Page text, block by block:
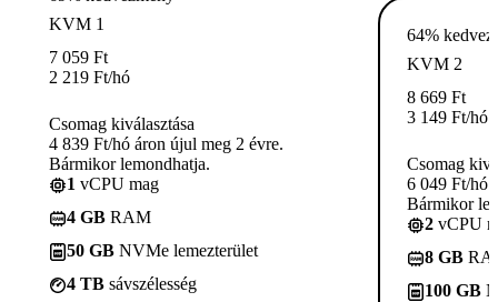
KVM 1
7 059 Ft
2 219 Ft/hó
Csomag kiválasztása
4 839 Ft/hó áron újul meg 2 évre.
Bármikor lemondhatja.
1 vCPU mag
4 GB RAM
50 GB NVMe lemezterület
4 TB sávszélesség
64%
KVM 2
8 669 Ft
3 149 Ft/hó
Csomag
6 049 Ft/hó
Bármikor
2 vCPU
8 GB
100 GB